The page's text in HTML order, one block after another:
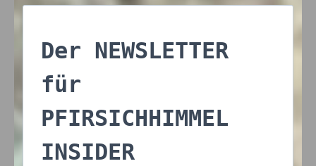
Der NEWSLETTER
für
PFIRSICHHIMMEL
INSIDER